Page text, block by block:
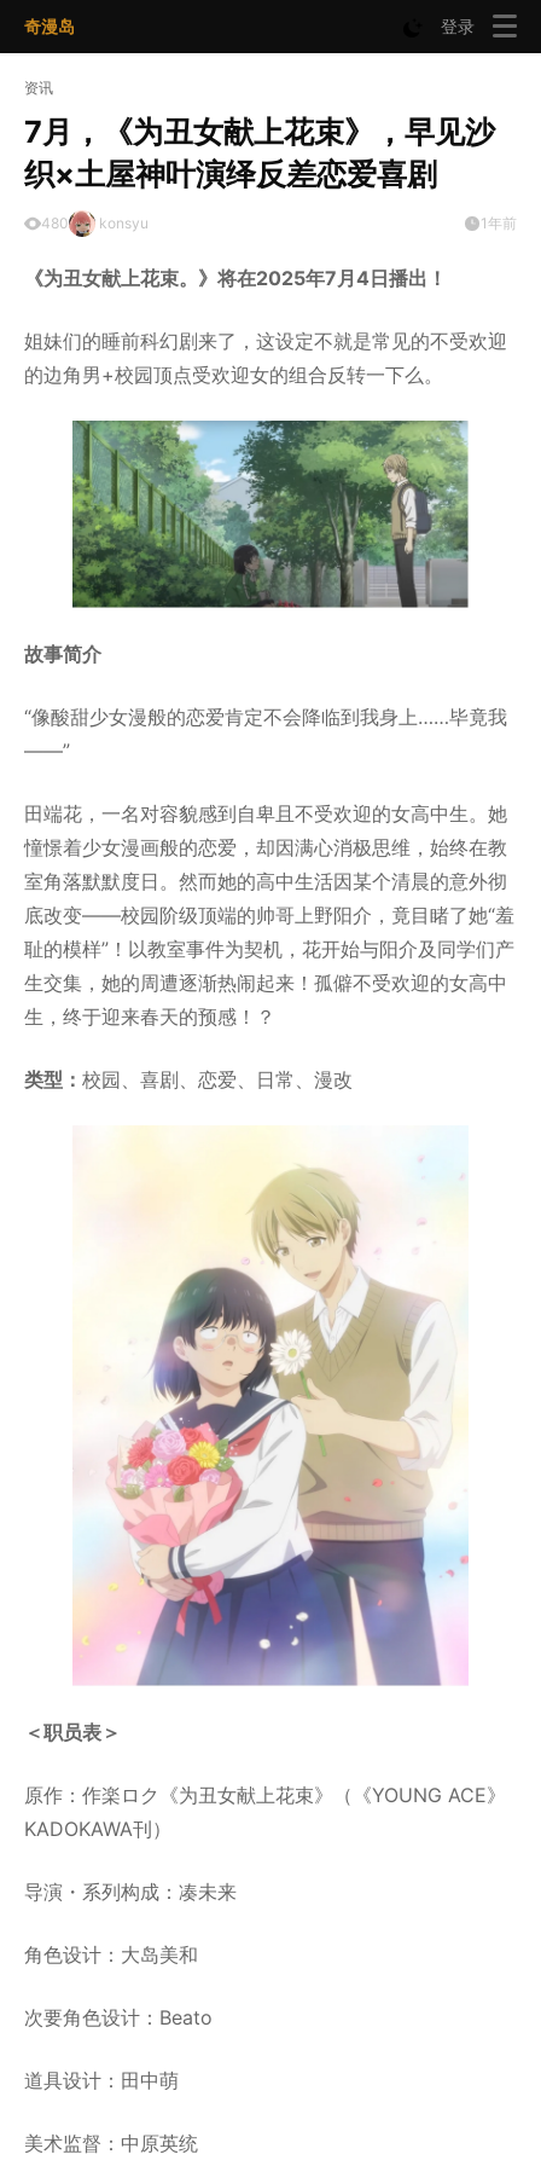
奇漫岛 登录
资讯
7月，《为丑女献上花束》，早见沙
织×土屋神叶演绎反差恋爱喜剧
480 konsyu 1年前
《为丑女献上花束。 》 将在2025年7月4日播出！
姐妹们的睡前科幻剧来了，这设定不就是常见的不受欢迎
的边角男+校园顶点受欢迎女的组合反转一下么。
故事简介
“像酸甜少女漫般的恋爱肯定不会降临到我身上……毕竟我
——”
田端花，一名对容貌感到自卑且不受欢迎的女高中生。她
憧憬着少女漫画般的恋爱，却因满心消极思维，始终在教
室角落默默度日。然而她的高中生活因某个清晨的意外彻
底改变——校园阶级顶端的帅哥上野阳介，竟目睹了她“羞
耻的模样”！以教室事件为契机，花开始与阳介及同学们产
生交集，她的周遭逐渐热闹起来！孤僻不受欢迎的女高中
生，终于迎来春天的预感！？
类型： 校园、喜剧、恋爱、日常、漫改
＜职员表 ＞
原作：作楽ロク《为丑女献上花束》（《YOUNG ACE》
KADOKAWA刊）
导演・系列构成：凑未来
角色设计：大岛美和
次要角色设计：Beato
道具设计：田中萌
美术监督：中原英统